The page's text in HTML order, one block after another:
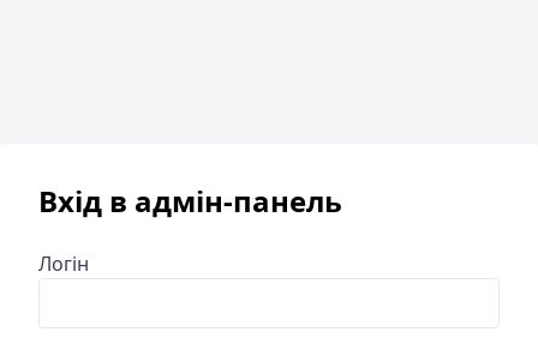
Вхід в адмін-панель
Логін